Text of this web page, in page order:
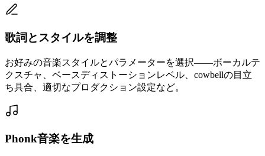
歌詞とスタイルを調整
お好みの音楽スタイルとパラメーターを選択——ボーカルテ
クスチャ、ベースディストーションレベル、cowbellの目立
ち具合、適切なプロダクション設定など。
Phonk音楽を生成